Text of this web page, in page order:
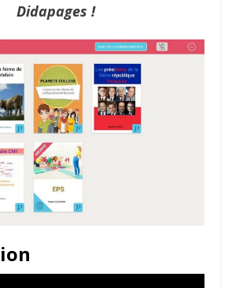
Didapages !